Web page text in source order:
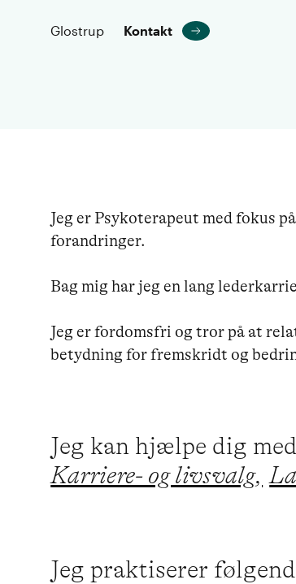
Glostrup Kontakt
Jeg er Psykoterapeut med fokus
forandringer.
Bag mig har jeg en lang
Jeg er fordomsfri og tror på at
betydning for fremskridt og
Jeg kan hjælpe dig med
Karriere- og livsvalg,
Jeg praktiserer